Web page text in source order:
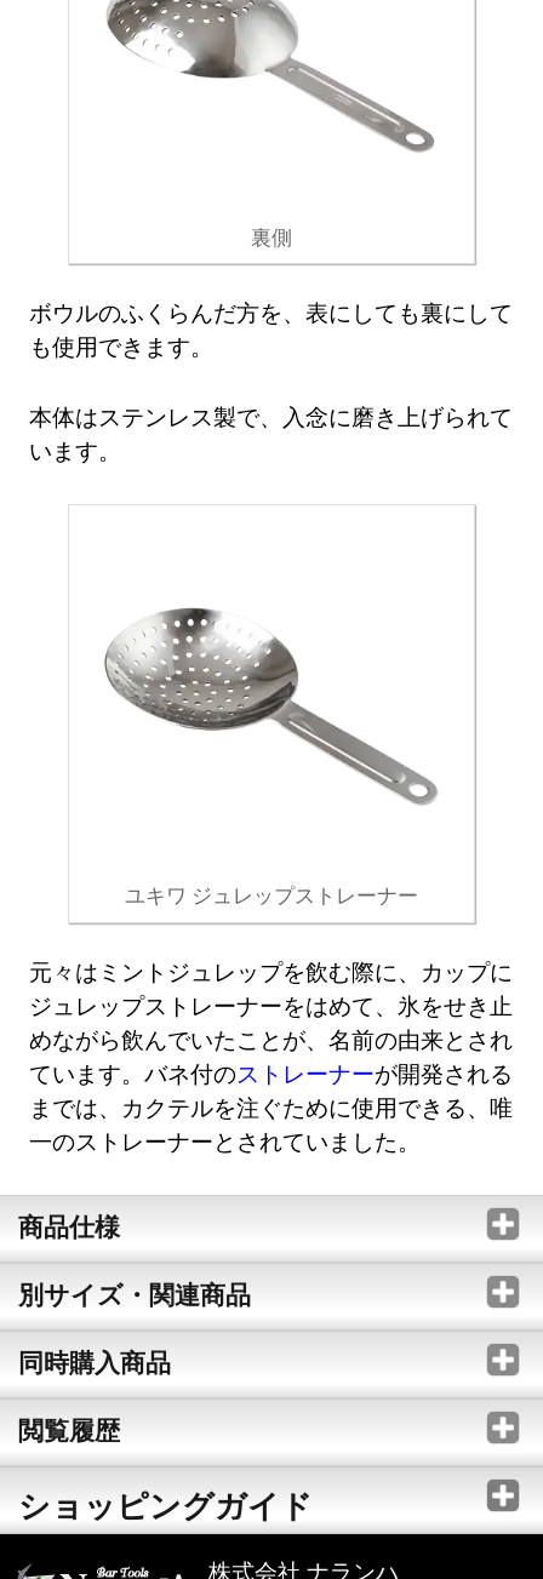
裏側
ボウルのふくらんだ方を、表にしても裏にして
も使用できます。
本体はステンレス製で、入念に磨き上げられて
います。
ユキワ ジュレップストレーナー
元々はミントジュレップを飲む際に、カップに
ジュレップストレーナーをはめて、氷をせき止
めながら飲んでいたことが、名前の由来とされ
ています。バネ付のストレーナーが開発される
までは、カクテルを注ぐために使用できる、唯
一のストレーナーとされていました。
商品仕様
別サイズ・関連商品
同時購入商品
閲覧履歴
ショッピングガイド
株式会社 ナランハ